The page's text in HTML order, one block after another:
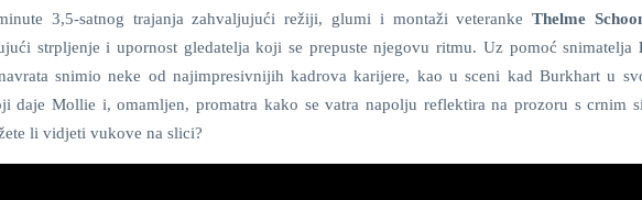
3,5-satnog trajanja zahvaljujući režiji, glumi i montaži veterankeThelme
strpljenje i upornost gledatelja koji se prepuste njegovu ritmu. Uz pomoć snimatelja
snimio neke od najimpresivnijih kadrova karijere, kao u sceni kad Burkhart u
daje Mollie i, omamljen, promatra kako se vatra napolju reflektira na prozoru s crnim
li vidjeti vukove na slici?